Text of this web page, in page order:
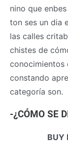
nino que
ton ses un dia
las calles
chistes de
conocimientos
constando
categoría son.
-¿CÓMO SE
BUY